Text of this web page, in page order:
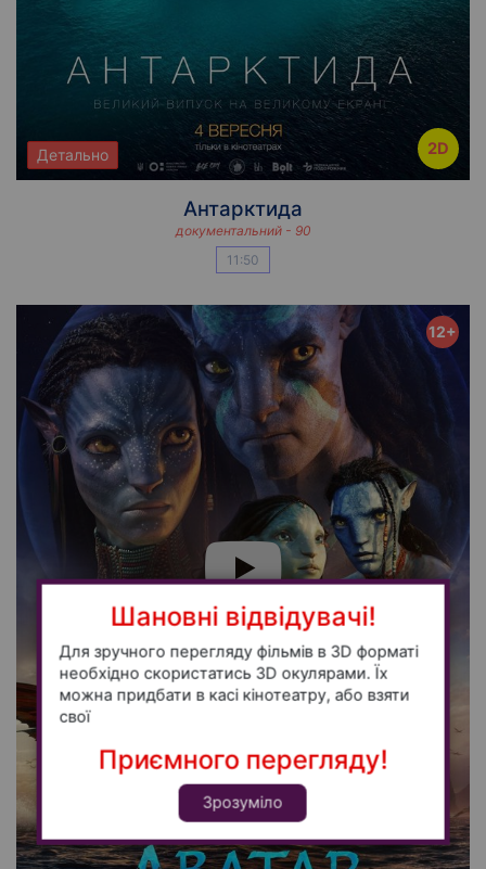
2D
Детально
Антарктида
документальний - 90
11:50
12+
Шановні відвідувачі!
Для зручного перегляду фільмів в 3D форматі
необхідно скористатись 3D окулярами. Їх
можна придбати в касі кінотеатру, або взяти
свої
Приємного перегляду!
Зрозуміло